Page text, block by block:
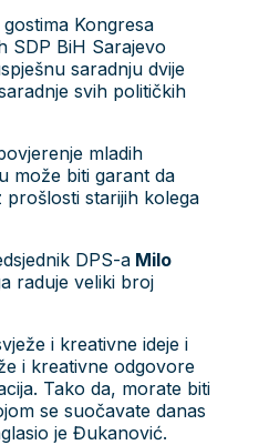
Kongresa
SDP BiH Sarajevo
saradnju dvije
svih političkih
mladih
može biti garant da
starijih kolega
DPS-a Milo
raduje veliki broj
i kreativne ideje i
i kreativne odgovore
Tako da, morate biti
se suočavate danas
je Đukanović.